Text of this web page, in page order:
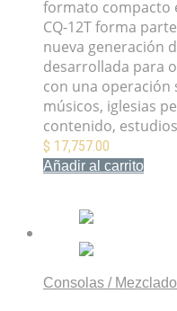
formato compacto
CQ-12T forma
nueva generación
desarrollada para
con una operación
músicos, iglesias
contenido,
$ 17,757.00
Añadir al carrito
Consolas /